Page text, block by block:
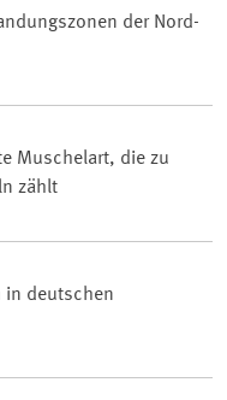
der Nord-
Muschelart, die zu
zählt
in deutschen